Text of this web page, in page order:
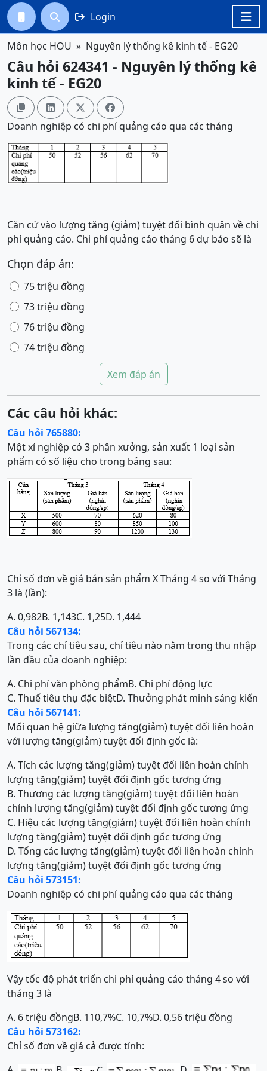

  Login
Môn học HOU Nguyên lý thống kê kinh tế - EG20
Câu hỏi 624341 - Nguyên lý thống kê
kinh tế - EG20
   
Doanh nghiệp có chi phí quảng cáo qua các tháng
Căn cứ vào lượng tăng (giảm) tuyệt đối bình quân về chi
phí quảng cáo. Chi phí quảng cáo tháng 6 dự báo sẽ là
Chọn đáp án:
75 triệu đồng
73 triệu đồng
76 triệu đồng
74 triệu đồng
Xem đáp án
Các câu hỏi khác:
Câu hỏi 765880:
Một xí nghiệp có 3 phân xưởng, sản xuất 1 loại sản
phẩm có số liệu cho trong bảng sau:
Chỉ số đơn về giá bán sản phẩm X Tháng 4 so với Tháng
3 là (lần):
A. 0,982B. 1,143C. 1,25D. 1,444
Câu hỏi 567134:
Trong các chỉ tiêu sau, chỉ tiêu nào nằm trong thu nhập
lần đầu của doanh nghiệp:
A. Chi phí văn phòng phẩmB. Chi phí động lực
C. Thuế tiêu thụ đặc biệtD. Thưởng phát minh sáng kiến
Câu hỏi 567141:
Mối quan hệ giữa lượng tăng(giảm) tuyệt đối liên hoàn
với lượng tăng(giảm) tuyệt đối định gốc là:
A. Tích các lượng tăng(giảm) tuyệt đối liên hoàn chính
lượng tăng(giảm) tuyệt đối định gốc tương ứng
B. Thương các lượng tăng(giảm) tuyệt đối liên hoàn
chính lượng tăng(giảm) tuyệt đối định gốc tương ứng
C. Hiệu các lượng tăng(giảm) tuyệt đối liên hoàn chính
lượng tăng(giảm) tuyệt đối định gốc tương ứng
D. Tổng các lượng tăng(giảm) tuyệt đối liên hoàn chính
lượng tăng(giảm) tuyệt đối định gốc tương ứng
Câu hỏi 573151:
Doanh nghiệp có chi phí quảng cáo qua các tháng
Vậy tốc độ phát triển chi phí quảng cáo tháng 4 so với
tháng 3 là
A. 6 triệu đồngB. 110,7%C. 10,7%D. 0,56 triệu đồng
Câu hỏi 573162:
Chỉ số đơn về giá cả được tính: